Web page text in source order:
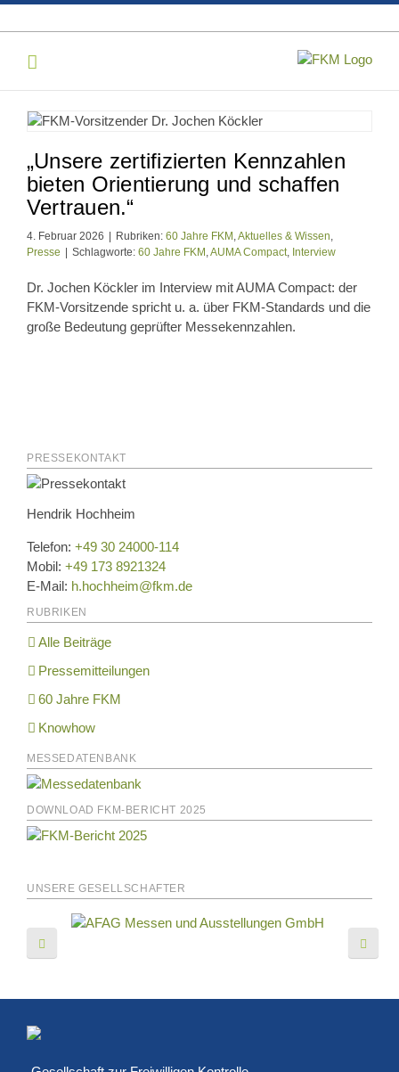
Skip
to
„Unsere zertifizierten Kennzahlen
bieten Orientierung und schaffen
Vertrauen.“
4. Februar 2026 Rubriken: 60 Jahre FKM ,Aktuelles & Wissen,
Presse
Schlagworte: 60 Jahre FKM ,AUMA Compact, Interview
Dr. Jochen Köckler im Interview mit AUMA Compact: der
FKM-Vorsitzende spricht u. a. über FKM‑Standards und die
große Bedeutung geprüfter Messekennzahlen.
PRESSEKONTAKT
Hendrik Hochheim
Telefon: +49 30 24000-114
Mobil: +49 173 8921324
E-Mail: h.hochheim@fkm.de
RUBRIKEN
Alle Beiträge
Pressemitteilungen
60 Jahre FKM
Knowhow
MESSEDATENBANK
DOWNLOAD FKM-BERICHT 2025
UNSERE GESELLSCHAFTER